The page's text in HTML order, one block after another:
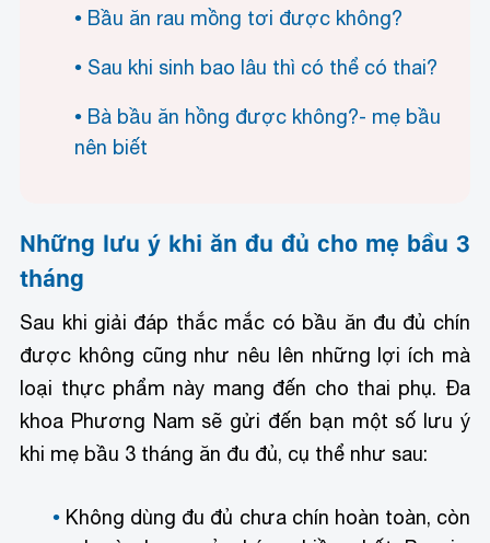
Bầu ăn rau mồng tơi được không?
Sau khi sinh bao lâu thì có thể có thai?
Bà bầu ăn hồng được không?- mẹ bầu
nên biết
Những lưu ý khi ăn đu đủ cho mẹ bầu 3
tháng
Sau khi giải đáp thắc mắc có bầu ăn đu đủ chín
được không cũng như nêu lên những lợi ích mà
loại thực phẩm này mang đến cho thai phụ. Đa
khoa Phương Nam sẽ gửi đến bạn một số lưu ý
khi mẹ bầu 3 tháng ăn đu đủ, cụ thể như sau:
Không dùng đu đủ chưa chín hoàn toàn, còn